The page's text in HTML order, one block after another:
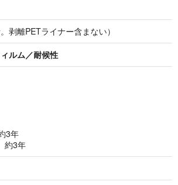
剥離PETライナー含まない）
ルム／耐候性
3年
約3年